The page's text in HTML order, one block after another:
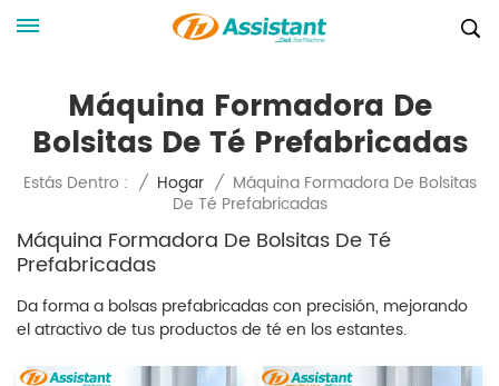
Máquina Formadora De
Bolsitas De Té Prefabricadas
Estás Dentro : / Hogar / Máquina Formadora De Bolsitas
De Té Prefabricadas
Máquina Formadora De Bolsitas De Té
Prefabricadas
Da forma a bolsas prefabricadas con precisión, mejorando
el atractivo de tus productos de té en los estantes.